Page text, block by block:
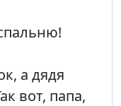
а дядя
вот, папа,